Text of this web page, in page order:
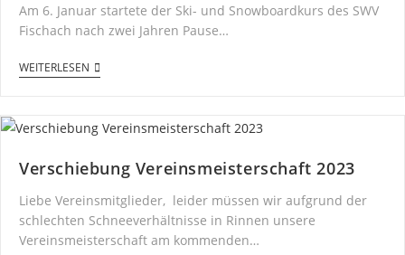
Am 6. Januar startete der Ski- und Snowboardkurs des SWV
Fischach nach zwei Jahren Pause…
WEITERLESEN
Verschiebung Vereinsmeisterschaft 2023
Liebe Vereinsmitglieder, leider müssen wir aufgrund der
schlechten Schneeverhältnisse in Rinnen unsere
Vereinsmeisterschaft am kommenden…